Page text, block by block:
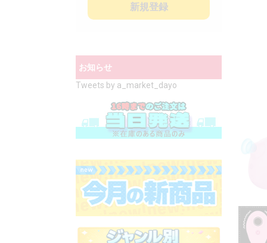
新規登録
お知らせ
Tweets by a_market_dayo